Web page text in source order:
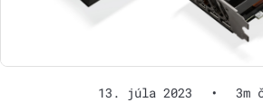
13. júla 2023 • 3m